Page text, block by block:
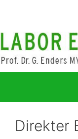
Direkter